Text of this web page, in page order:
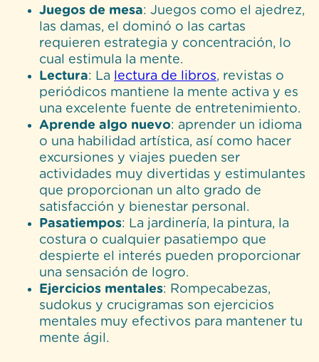
Juegos de mesa: Juegos como el ajedrez,
las damas, el dominó o las cartas
requieren estrategia y concentración, lo
cual estimula la mente.
Lectura: La lectura de libros, revistas o
periódicos mantiene la mente activa y es
una excelente fuente de entretenimiento.
Aprende algo nuevo: aprender un idioma
o una habilidad artística, así como hacer
excursiones y viajes pueden ser
actividades muy divertidas y estimulantes
que proporcionan un alto grado de
satisfacción y bienestar personal.
Pasatiempos: La jardinería, la pintura, la
costura o cualquier pasatiempo que
despierte el interés pueden proporcionar
una sensación de logro.
Ejercicios mentales: Rompecabezas,
sudokus y crucigramas son ejercicios
mentales muy efectivos para mantener tu
mente ágil.